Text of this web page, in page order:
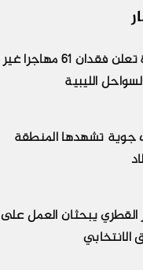
منظمة الهجرة تعلن فقدان 61 مهاجرا غير
الليبية
جوية تشهدها المنطقة
القطري يبحثان العمل على
الانتخابي